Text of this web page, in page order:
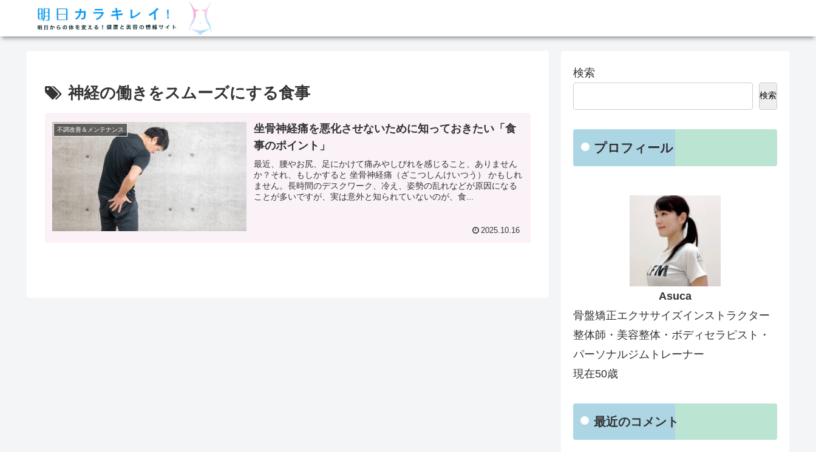
神経の働きをスムーズにする食事
不調改善＆メンテナンス
坐骨神経痛を悪化させないために知っておきたい「食
事のポイント」
最近、腰やお尻、足にかけて痛みやしびれを感じること、ありません
か？それ、もしかすると 坐骨神経痛（ざこつしんけいつう） かもしれ
ません。長時間のデスクワーク、冷え、姿勢の乱れなどが原因になる
ことが多いですが、実は意外と知られていないのが、食...
2025.10.16
検索
検索
プロフィール
Asuca
骨盤矯正エクササイズインストラクター
整体師・美容整体・ボディセラピスト・
パーソナルジムトレーナー
現在50歳
最近のコメント